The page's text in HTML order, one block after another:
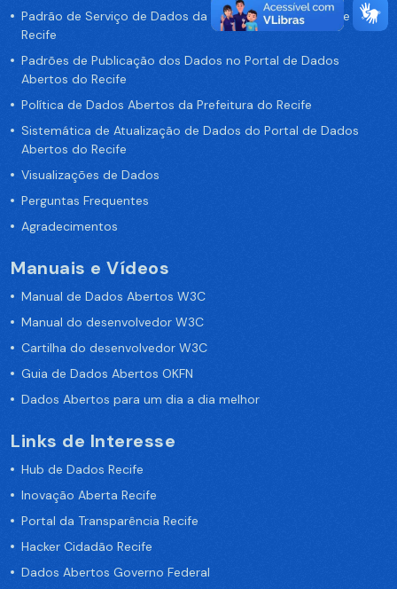
Padrão de Serviço de Dados da Prefeitura da Cidade de
Recife
Padrões de Publicação dos Dados no Portal de Dados
Abertos do Recife
Política de Dados Abertos da Prefeitura do Recife
Sistemática de Atualização de Dados do Portal de Dados
Abertos do Recife
Visualizações de Dados
Perguntas Frequentes
Agradecimentos
Manuais e Vídeos
Manual de Dados Abertos W3C
Manual do desenvolvedor W3C
Cartilha do desenvolvedor W3C
Guia de Dados Abertos OKFN
Dados Abertos para um dia a dia melhor
Links de Interesse
Hub de Dados Recife
Inovação Aberta Recife
Portal da Transparência Recife
Hacker Cidadão Recife
Dados Abertos Governo Federal